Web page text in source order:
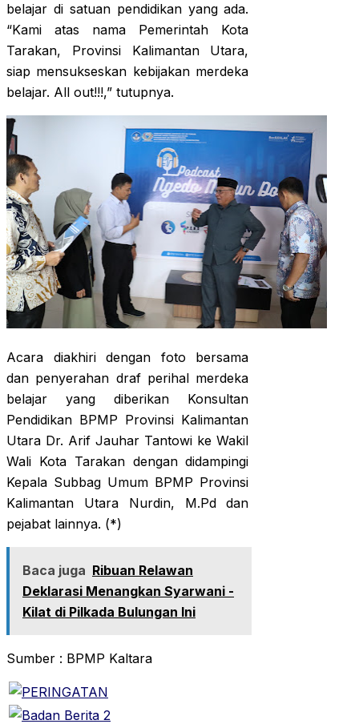
belajar di satuan pendidikan yang ada.
“Kami atas nama Pemerintah Kota
Tarakan, Provinsi Kalimantan Utara,
siap mensukseskan kebijakan merdeka
belajar. All out!!!,” tutupnya.
Acara diakhiri dengan foto bersama
dan penyerahan draf perihal merdeka
belajar yang diberikan Konsultan
Pendidikan BPMP Provinsi Kalimantan
Utara Dr. Arif Jauhar Tantowi ke Wakil
Wali Kota Tarakan dengan didampingi
Kepala Subbag Umum BPMP Provinsi
Kalimantan Utara Nurdin, M.Pd dan
pejabat lainnya. (*)
Baca juga Ribuan Relawan
Deklarasi Menangkan Syarwani -
Kilat di Pilkada Bulungan Ini
Sumber : BPMP Kaltara